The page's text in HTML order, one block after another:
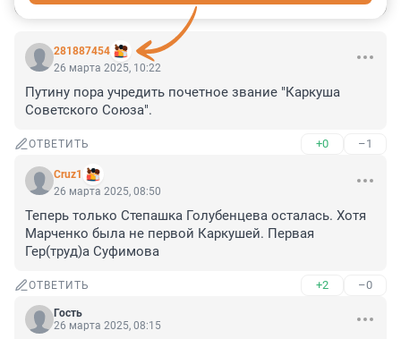
281887454
26 марта 2025, 10:22
Путину пора учредить почетное звание "Каркуша
Советского Союза".
ОТВЕТИТЬ +0 –1
Cruz1
26 марта 2025, 08:50
Теперь только Степашка Голубенцева осталась. Хотя
Марченко была не первой Каркушей. Первая
Гер(труд)а Суфимова
ОТВЕТИТЬ +2 –0
Гость
26 марта 2025, 08:15